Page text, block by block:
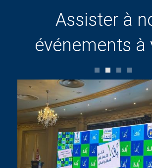
Assister à
événements à
0 1 2 3